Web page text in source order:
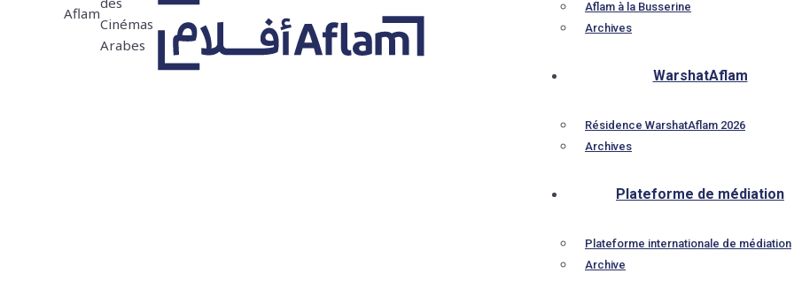
Aflam
Cinémas
Arabes
Aflam à la Busserine
Archives
WarshatAflam
Résidence WarshatAflam 2026
Archives
Plateforme de médiation
Plateforme internationale de médiation
Archive